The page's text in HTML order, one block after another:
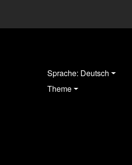
Sprache: Deutsch
Theme